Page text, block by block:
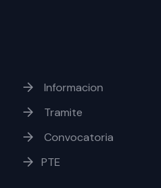
Informacion
Tramite
Convocatoria
PTE